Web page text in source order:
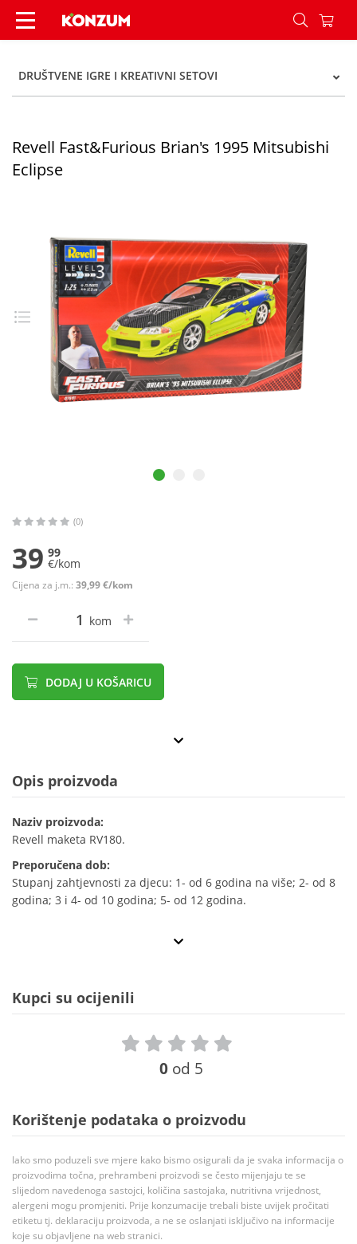
Revell Fast&Furious Brian's 1995 Mitsubishi
DRUŠTVENE IGRE I KREATIVNI SETOVI
Revell Fast&Furious Brian's 1995 Mitsubishi
Eclipse
(0)
39 99
€/kom
Cijena za j.m.: 39,99 €/kom
kom
DODAJ U KOŠARICU
Opis proizvoda
Naziv proizvoda:
Revell maketa RV180.
Preporučena dob:
Stupanj zahtjevnosti za djecu: 1- od 6 godina na više; 2- od 8
godina; 3 i 4- od 10 godina; 5- od 12 godina.
Kupci su ocijenili
0 od 5
Korištenje podataka o proizvodu
Iako smo poduzeli sve mjere kako bismo osigurali da je svaka informacija o
proizvodima točna, prehrambeni proizvodi se često mijenjaju te se
slijedom navedenoga sastojci, količina sastojaka, nutritivna vrijednost,
alergeni mogu promjeniti. Prije konzumacije trebali biste uvijek pročitati
etiketu tj. deklaraciju proizvoda, a ne se oslanjati isključivo na informacije
koje su objavljene na web stranici.